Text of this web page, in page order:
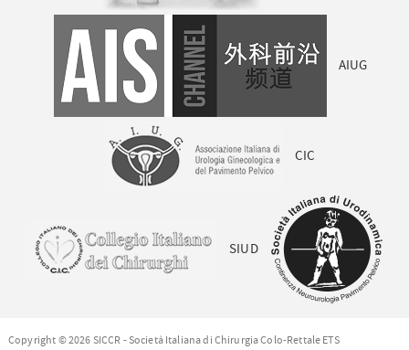
AIUG
CIC
SIUD
Copyright © 2026 SICCR - Società Italiana di Chirurgia Colo-Rettale ETS